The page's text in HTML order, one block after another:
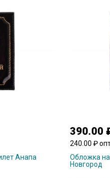
Анапа
390.00
240.00 ₽
Обложка
Новгород